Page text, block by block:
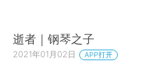
逝者｜钢琴之子
2021年01月02日 APP打开